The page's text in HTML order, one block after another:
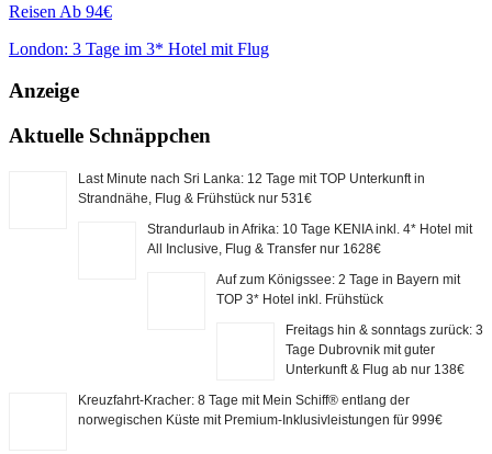
Reisen Ab 94€
London: 3 Tage im 3* Hotel mit Flug
Anzeige
Aktuelle Schnäppchen
Last Minute nach Sri Lanka: 12 Tage mit TOP Unterkunft in
Strandnähe, Flug & Frühstück nur 531€
Strandurlaub in Afrika: 10 Tage KENIA inkl. 4* Hotel mit
All Inclusive, Flug & Transfer nur 1628€
Auf zum Königssee: 2 Tage in Bayern mit
TOP 3* Hotel inkl. Frühstück
Freitags hin & sonntags zurück: 3
Tage Dubrovnik mit guter
Unterkunft & Flug ab nur 138€
Kreuzfahrt-Kracher: 8 Tage mit Mein Schiff® entlang der
norwegischen Küste mit Premium-Inklusivleistungen für 999€